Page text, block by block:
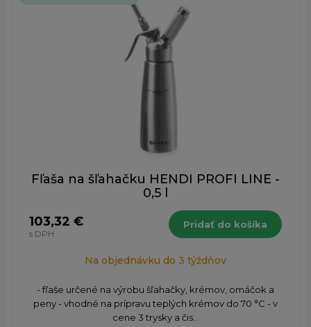
Fľaša na šľahačku HENDI PROFI LINE -
0,5 l
103,32 €
s DPH
Pridať do košíka
Na objednávku do 3 týždňov
- fľaše určené na výrobu šľahačky, krémov, omáčok a
peny - vhodné na prípravu teplých krémov do 70 °C - v
cene 3 trysky a čis...